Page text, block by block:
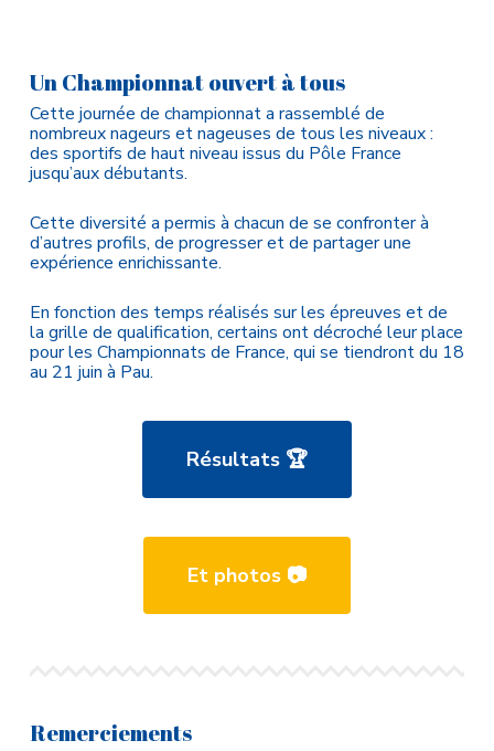
Un Championnat ouvert à tous
Cette journée de championnat a rassemblé de
nombreux nageurs et nageuses de tous les niveaux :
des sportifs de haut niveau issus du Pôle France
jusqu’aux débutants.
Cette diversité a permis à chacun de se confronter à
d’autres profils, de progresser et de partager une
expérience enrichissante.
En fonction des temps réalisés sur les épreuves et de
la grille de qualification, certains ont décroché leur place
pour les Championnats de France, qui se tiendront du 18
au 21 juin à Pau.
Résultats 🏆
Et photos 📷
Remerciements